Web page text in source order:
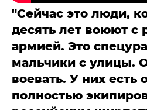
"Сейчас это люди,
десять лет воюют с
армией. Это
мальчики с улицы.
воевать. У них есть
полностью